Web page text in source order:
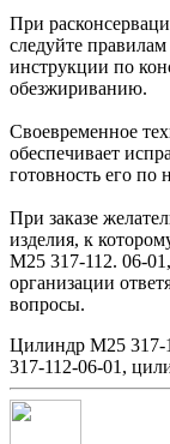
При
следуйте
инструкции по
обезжириванию.
Своевременное
обеспечивает
готовность его по
При заказе
изделия, к
М25 317-112. 06-
организации
вопросы.
Цилиндр М25 317-
317-112-06-01,